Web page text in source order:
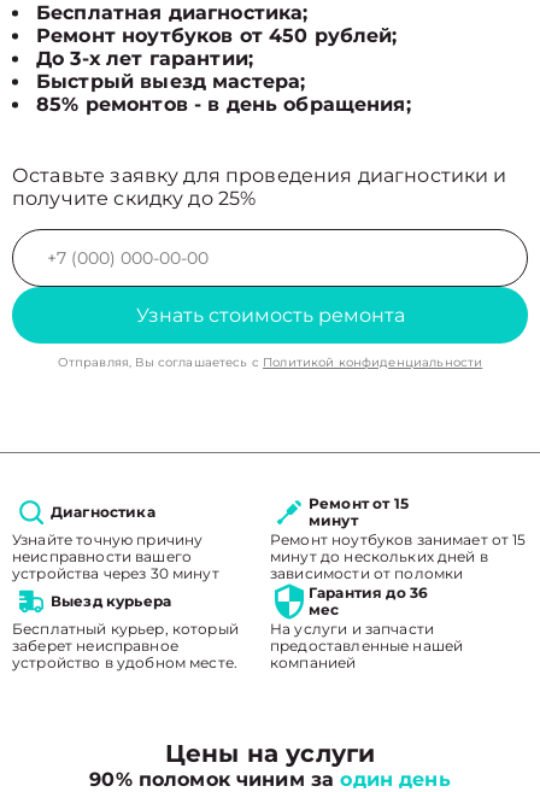
Бесплатная диагностика;
Ремонт ноутбуков от 450 рублей;
До 3-х лет гарантии;
Быстрый выезд мастера;
85% ремонтов - в день обращения;
Оставьте заявку для проведения диагностики и
получите скидку до 25%
Узнать стоимость ремонта
Отправляя, Вы соглашаетесь с Политикой конфиденциальности
Диагностика
Узнайте точную причину
неисправности вашего
устройства через 30 минут
Ремонт от 15
минут
Ремонт ноутбуков занимает от 15
минут до нескольких дней в
зависимости от поломки
Выезд курьера
Бесплатный курьер, который
заберет неисправное
устройство в удобном месте.
Гарантия до 36
мес
На услуги и запчасти
предоставленные нашей
компанией
Цены на услуги
90% поломок чиним заодин день